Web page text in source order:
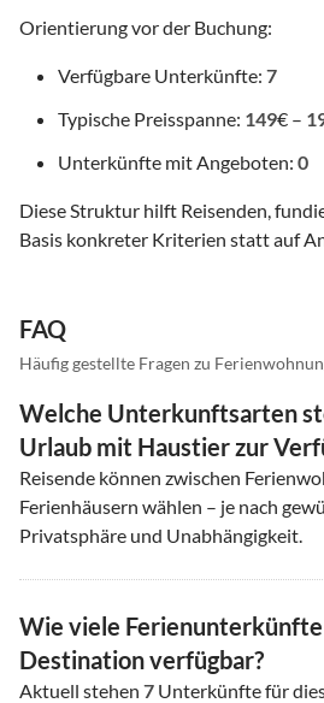
Orientierung vor der Buchung:
Verfügbare Unterkünfte: 7
Typische Preisspanne: 149€ –
Unterkünfte mit Angeboten: 0
Diese Struktur hilft Reisenden,
Basis konkreter Kriterien statt auf
FAQ
Häufig gestellte Fragen zu
Welche Unterkunftsarten
Urlaub mit Haustier zur
Reisende können zwischen
Ferienhäusern wählen – je nach
Privatsphäre und Unabhängigkeit.
Wie viele
Destination verfügbar?
Aktuell stehen 7 Unterkünfte für